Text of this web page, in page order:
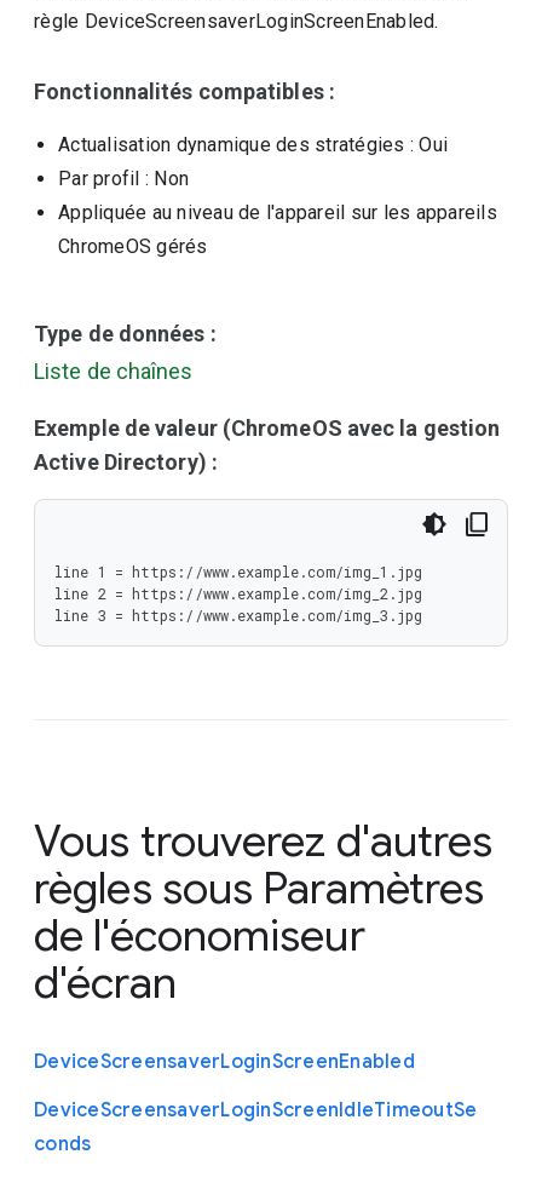
règle DeviceScreensaverLoginScreenEnabled.
Fonctionnalités compatibles :
Actualisation dynamique des stratégies : Oui
Par profil : Non
Appliquée au niveau de l'appareil sur les appareils
ChromeOS gérés
Type de données :
Liste de chaînes
Exemple de valeur (ChromeOS avec la gestion
Active Directory) :
line 1 = https://www.example.com/img_1.jpg
line 2 = https://www.example.com/img_2.jpg
line 3 = https://www.example.com/img_3.jpg
Vous trouverez d'autres
règles sous Paramètres
de l'économiseur
d'écran
DeviceScreensaverLoginScreenEnabled
DeviceScreensaverLoginScreenIdleTimeoutSe
conds